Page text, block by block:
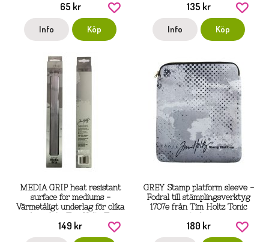
65 kr
Info Köp
135 kr
Info Köp
MEDIA GRIP heat resistant
surface for mediums -
Värmetåligt underlag för olika
Studios
149 kr
GREY Stamp platform sleeve -
Fodral till stämplingsverktyg
1707e från Tim Holtz Tonic
180 kr